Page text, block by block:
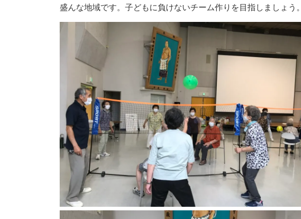
盛んな地域です。子どもに負けないチーム作りを目指しましょう。